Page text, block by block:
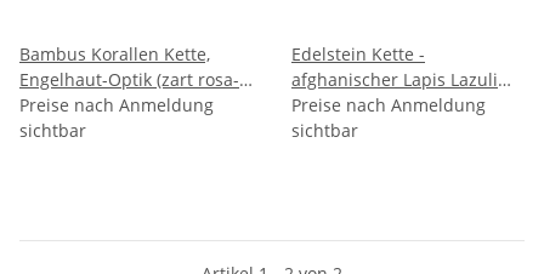
Bambus Korallen Kette,
Engelhaut-Optik (zart rosa-
lachs), ca. Ø 9MM-Kugeln
Preise nach Anmeldung
sichtbar
Edelstein Kette -
afghanischer Lapis Lazuli
Kugelcollier ca. 10 mm
925oo Silber Karabiner, ca.
Preise nach Anmeldung
sichtbar